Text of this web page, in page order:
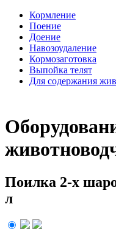
Кормление
Поение
Доение
Навозоудаление
Кормозаготовка
Выпойка телят
Для содержания
Поилка 2-х
л